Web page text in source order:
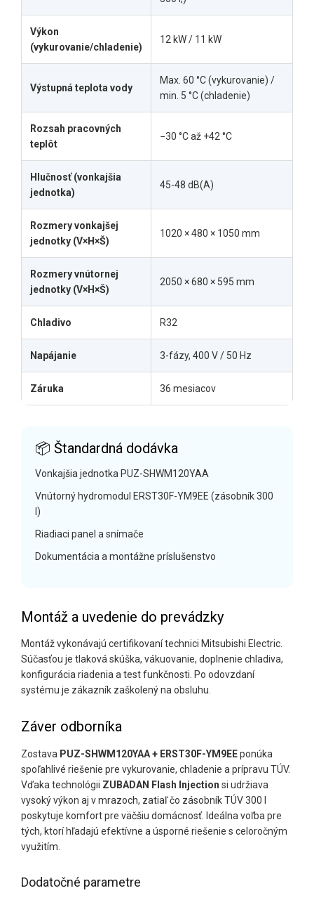
Výkon
(vykurovanie/chladenie)
12 kW / 11 kW
Výstupná teplota vody
Max. 60 °C (vykurovanie) /
min. 5 °C (chladenie)
Rozsah pracovných
teplôt
−30 °C až +42 °C
Hlučnosť (vonkajšia
jednotka)
45-48 dB(A)
Rozmery vonkajšej
jednotky (V×H×Š)
1020 × 480 × 1050 mm
Rozmery vnútornej
jednotky (V×H×Š)
2050 × 680 × 595 mm
Chladivo R32
Napájanie 3-fázy, 400 V / 50 Hz
Záruka 36 mesiacov
📦 Štandardná dodávka
Vonkajšia jednotka PUZ-SHWM120YAA
Vnútorný hydromodul ERST30F-YM9EE (zásobník 300
l)
Riadiaci panel a snímače
Dokumentácia a montážne príslušenstvo
Montáž a uvedenie do prevádzky
Montáž vykonávajú certifikovaní technici Mitsubishi Electric.
Súčasťou je tlaková skúška, vákuovanie, doplnenie chladiva,
konfigurácia riadenia a test funkčnosti. Po odovzdaní
systému je zákazník zaškolený na obsluhu.
Záver odborníka
Zostava PUZ-SHWM120YAA + ERST30F-YM9EEponúka
spoľahlivé riešenie pre vykurovanie, chladenie a prípravu TÚV.
Vďaka technológii ZUBADAN Flash Injection si udržiava
vysoký výkon aj v mrazoch, zatiaľ čo zásobník TÚV 300 l
poskytuje komfort pre väčšiu domácnosť. Ideálna voľba pre
tých, ktorí hľadajú efektívne a úsporné riešenie s celoročným
využitím.
Dodatočné parametre